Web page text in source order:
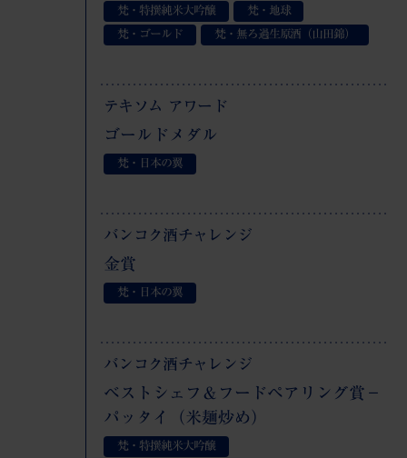
梵・特撰純米大吟醸
梵・地球
梵・ゴールド
梵・無ろ過生原酒（山田錦）
テキソム アワード
ゴールドメダル
梵・日本の翼
バンコク酒チャレンジ
金賞
梵・日本の翼
バンコク酒チャレンジ
ベストシェフ＆フードペアリング賞－
パッタイ（米麺炒め）
梵・特撰純米大吟醸